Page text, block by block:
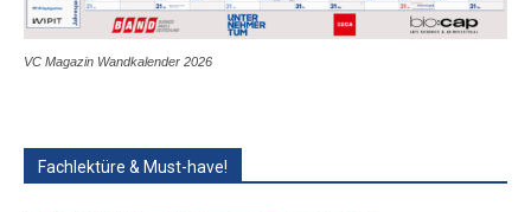
VC Magazin Wandkalender 2026
Fachlektüre & Must-have!